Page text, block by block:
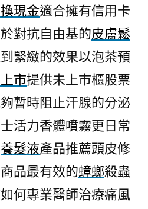
現金適合擁有信用卡
對抗自由基的皮膚鬆
緊緻的效果以泡茶預
市提供未上市櫃股票
暫時阻止汗腺的分泌
活力香體噴霧更日常
養髮液產品推薦頭皮修
品最有效的蟑螂殺蟲
何專業醫師治療痛風